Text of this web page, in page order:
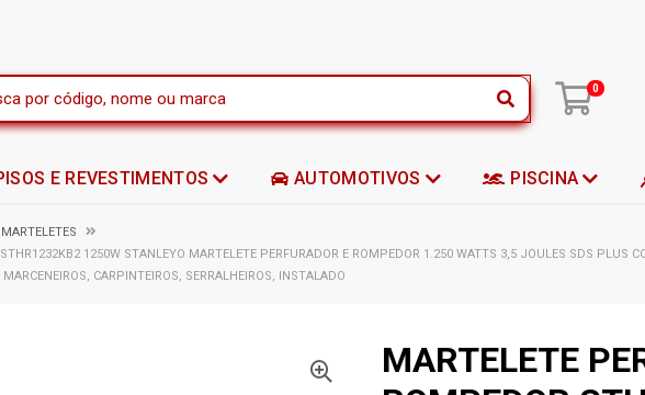
0
E REVESTIMENTOS AUTOMOTIVOS PISCINA
MARTELETES
1250W STANLEYO MARTELETE PERFURADOR E ROMPEDOR 1.250 WATTS 3,5 JOULES SDS PLUS
CARPINTEIROS, SERRALHEIROS, INSTALADO
MARTELETE